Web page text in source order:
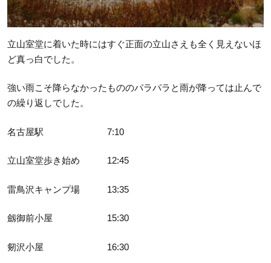
立山室堂に着いた時にはすぐ正面の立山さえも全く見えないほ
ど真っ白でした。
強い雨こそ降らなかったもののパラパラと雨が降っては止んで
の繰り返しでした。
名古屋駅 7:10
立山室堂歩き始め 12:45
雷鳥沢キャンプ場 13:35
劔御前小屋 15:30
剱沢小屋 16:30